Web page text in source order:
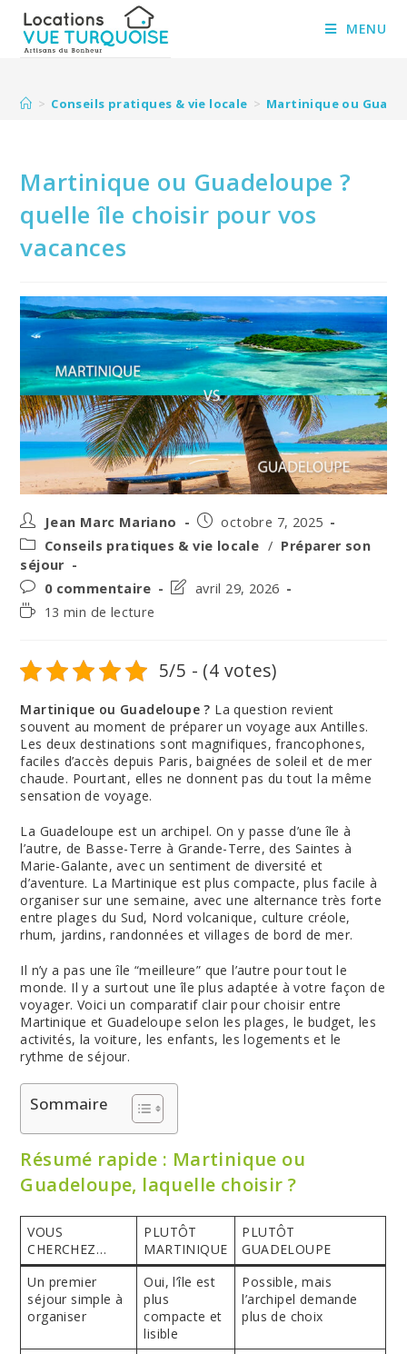
content
MENU
> Conseils pratiques & vie locale > Martinique ou
Martinique ou Guadeloupe ?
quelle île choisir pour vos
vacances
Auteur/autrice
de
la
publication :
Jean Marc Mariano
Post
published:
octobre 7, 2025
Post
category:
Conseils pratiques & vie locale / Préparer son
séjour
Post
comments:
0 commentaire
Postavril 29, 2026
Temps13 min de lecture
5/5 - (4 votes)
Martinique ou Guadeloupe ? La question revient
souvent au moment de préparer un voyage aux Antilles.
Les deux destinations sont magnifiques, francophones,
faciles d’accès depuis Paris, baignées de soleil et de mer
chaude. Pourtant, elles ne donnent pas du tout la même
sensation de voyage.
La Guadeloupe est un archipel. On y passe d’une île à
l’autre, de Basse-Terre à Grande-Terre, des Saintes à
Marie-Galante, avec un sentiment de diversité et
d’aventure. La Martinique est plus compacte, plus facile à
organiser sur une semaine, avec une alternance très forte
entre plages du Sud, Nord volcanique, culture créole,
rhum, jardins, randonnées et villages de bord de mer.
Il n’y a pas une île “meilleure” que l’autre pour tout le
monde. Il y a surtout une île plus adaptée à votre façon de
voyager. Voici un comparatif clair pour choisir entre
Martinique et Guadeloupe selon les plages, le budget, les
activités, la voiture, les enfants, les logements et le
rythme de séjour.
Sommaire
Résumé rapide : Martinique ou
Guadeloupe, laquelle choisir ?
VOUS
CHERCHEZ…
PLUTÔT
MARTINIQUE
PLUTÔT
GUADELOUPE
Un premier
séjour simple à
organiser
Oui, l’île est
plus
compacte et
lisible
Possible, mais
l’archipel demande
plus de choix